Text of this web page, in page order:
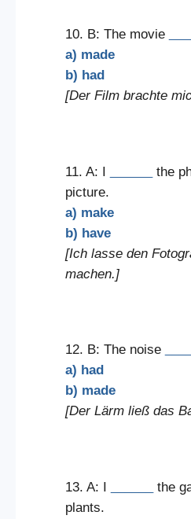
10. B: The movie
a) made
b) had
[Der Film brachte
11. A: I
the
picture.
a) make
b) have
[Ich lasse den
machen.]
12. B: The noise
a) had
b) made
[Der Lärm ließ das
13. A: I
the
plants.